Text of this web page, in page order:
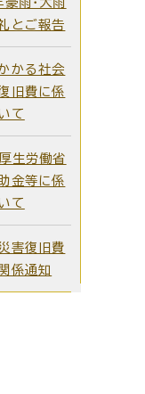
とご報告
かる社会
旧費に係
て
厚生労働省
金等に係
て
害復旧費
係通知